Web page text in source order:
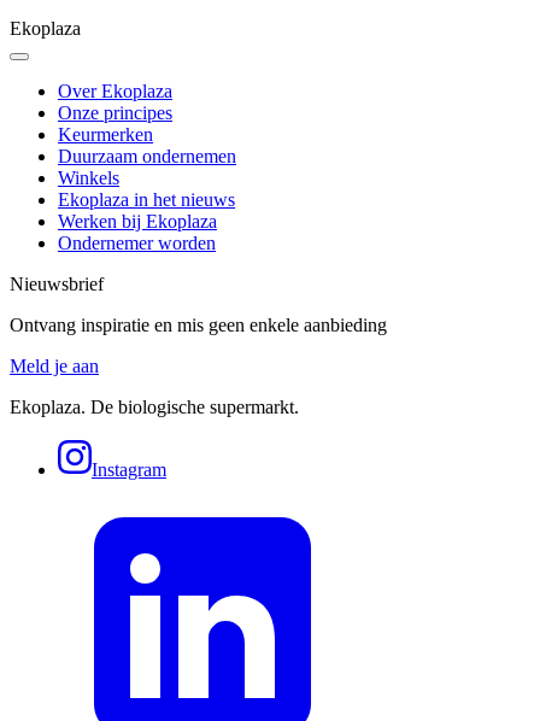
Ekoplaza
Over Ekoplaza
Onze principes
Keurmerken
Duurzaam ondernemen
Winkels
Ekoplaza in het nieuws
Werken bij Ekoplaza
Ondernemer worden
Nieuwsbrief
Ontvang inspiratie en mis geen enkele aanbieding
Meld je aan
Ekoplaza. De biologische supermarkt.
Instagram